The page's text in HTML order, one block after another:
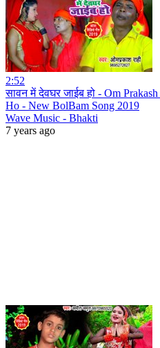
2:52
सावन में देवघर जाईब हो - Om
Ho - New BolBam Song 2019
Wave Music - Bhakti
7 years ago